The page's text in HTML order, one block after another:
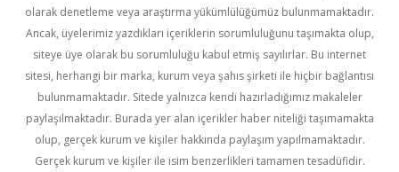
olarak denetleme veya araştırma yükümlülüğümüz bulunmamaktadır.
Ancak, üyelerimiz yazdıkları içeriklerin sorumluluğunu taşımakta olup,
siteye üye olarak bu sorumluluğu kabul etmiş sayılırlar. Bu internet
sitesi, herhangi bir marka, kurum veya şahıs şirketi ile hiçbir bağlantısı
bulunmamaktadır. Sitede yalnızca kendi hazırladığımız makaleler
paylaşılmaktadır. Burada yer alan içerikler haber niteliği taşımamakta
olup, gerçek kurum ve kişiler hakkında paylaşım yapılmamaktadır.
Gerçek kurum ve kişiler ile isim benzerlikleri tamamen tesadüfidir.